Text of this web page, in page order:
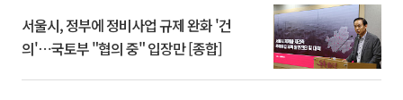
서울시, 정부에 정비사업 규제 완화 '건
의'⋯국토부 "협의 중" 입장만 [종합]